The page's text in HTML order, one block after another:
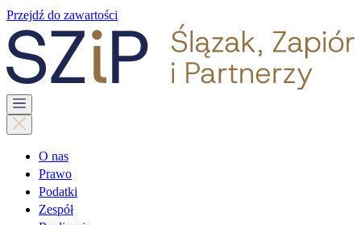
Przejdź do zawartości
O nas
Prawo
Podatki
Zespół